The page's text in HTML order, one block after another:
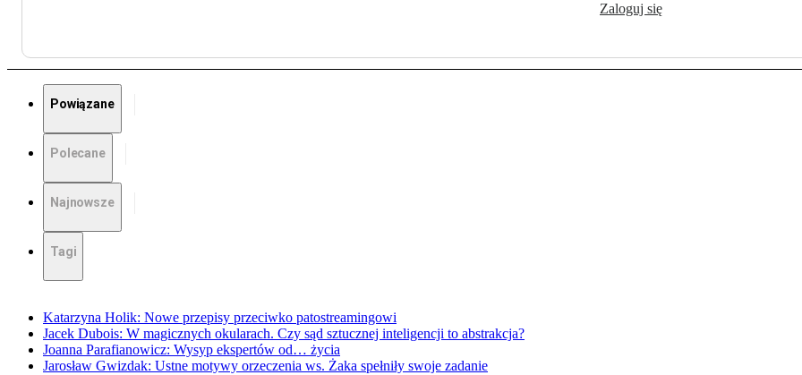
Zaloguj się
Powiązane
Polecane
Najnowsze
Tagi
Katarzyna Holik: Nowe przepisy przeciwko patostreamingowi
Jacek Dubois: W magicznych okularach. Czy sąd sztucznej inteligencji to abstrakcja?
Joanna Parafianowicz: Wysyp ekspertów od… życia
Jarosław Gwizdak: Ustne motywy orzeczenia ws. Żaka spełniły swoje zadanie